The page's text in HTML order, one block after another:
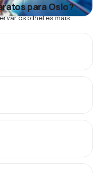
para Oslo?
os bilhetes mais